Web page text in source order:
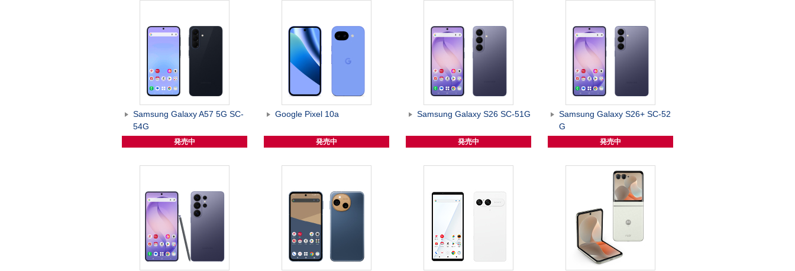
Samsung Galaxy A57 5G SC-
54G
発売中
Google Pixel 10a
発売中
Samsung Galaxy S26 SC-51G
発売中
Samsung Galaxy S26+ SC-52
G
発売中